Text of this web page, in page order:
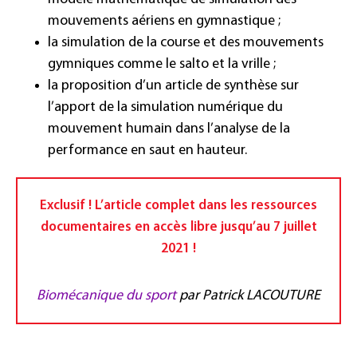
mouvements aériens en gymnastique ;
la simulation de la course et des mouvements
gymniques comme le salto et la vrille ;
la proposition d’un article de synthèse sur
l’apport de la simulation numérique du
mouvement humain dans l’analyse de la
performance en saut en hauteur.
Exclusif ! L’article complet dans les ressources
documentaires en accès libre jusqu’au 7 juillet
2021 !
Biomécanique du sportpar Patrick LACOUTURE